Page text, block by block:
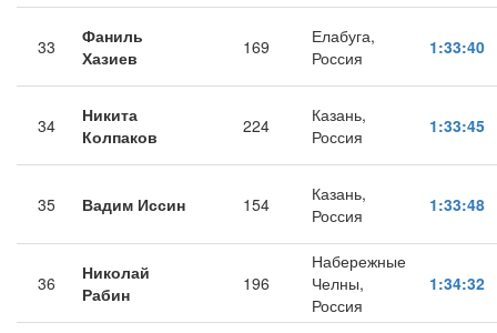
33
Фаниль
Хазиев
169
Елабуга,
Россия
1:33:40
34
Никита
Колпаков
224
Казань,
Россия
1:33:45
35 Вадим Иссин 154
Казань,
Россия
1:33:48
36
Николай
Рабин
196
Набережные
Челны,
Россия
1:34:32